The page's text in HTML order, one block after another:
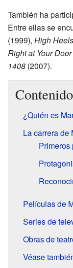
También ha
Entre ellas se
(1999), High
Right at Your Door
1408 (2007).
Contenido
¿Quién es
La carrera de
Primeros
Películas de
Series de
Obras de
Véase